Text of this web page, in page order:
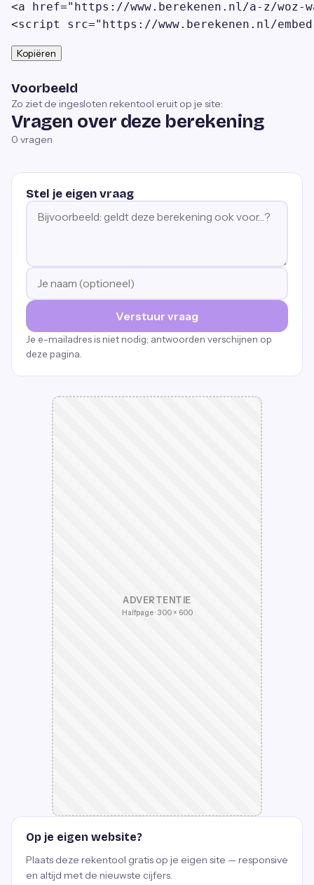
<a href="https://www.berekenen.nl/a-z/woz-
<script src="https://www.berekenen.nl/
Kopiëren
Voorbeeld
Zo ziet de ingesloten rekentool eruit op je site:
Vragen over deze berekening
0 vragen
Stel je eigen vraag
Verstuur vraag
Je e-mailadres is niet nodig; antwoorden verschijnen op
deze pagina.
ADVERTENTIE
Halfpage · 300 × 600
Op je eigen website?
Plaats deze rekentool gratis op je eigen site — responsive
en altijd met de nieuwste cijfers.